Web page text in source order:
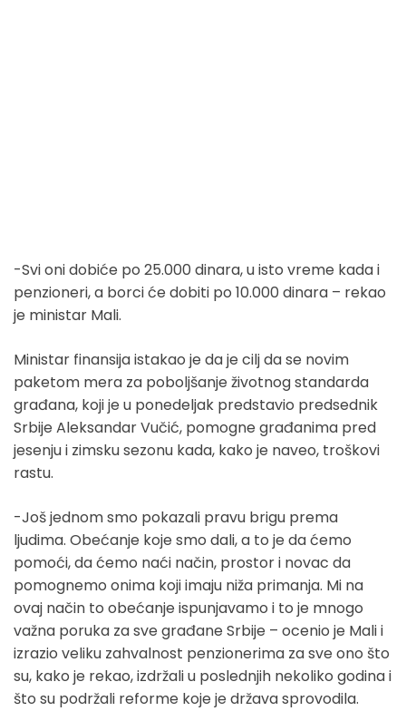
-Svi oni dobiće po 25.000 dinara, u isto vreme kada i
penzioneri, a borci će dobiti po 10.000 dinara – rekao
je ministar Mali.
Ministar finansija istakao je da je cilj da se novim
paketom mera za poboljšanje životnog standarda
građana, koji je u ponedeljak predstavio predsednik
Srbije Aleksandar Vučić, pomogne građanima pred
jesenju i zimsku sezonu kada, kako je naveo, troškovi
rastu.
-Još jednom smo pokazali pravu brigu prema
ljudima. Obećanje koje smo dali, a to je da ćemo
pomoći, da ćemo naći način, prostor i novac da
pomognemo onima koji imaju niža primanja. Mi na
ovaj način to obećanje ispunjavamo i to je mnogo
važna poruka za sve građane Srbije – ocenio je Mali i
izrazio veliku zahvalnost penzionerima za sve ono što
su, kako je rekao, izdržali u poslednjih nekoliko godina i
što su podržali reforme koje je država sprovodila.